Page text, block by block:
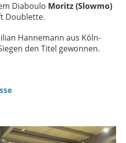
Diaboulo Moritz (Slowmo)
Doublette.
Hannemann aus Köln-
den Titel gewonnen.